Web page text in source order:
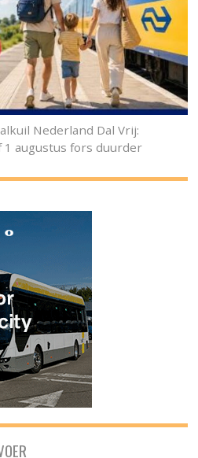
Nederland Dal Vrij:
augustus fors duurder